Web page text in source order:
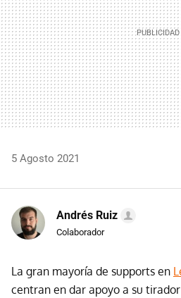
5 Agosto 2021
Andrés Ruiz
Colaborador
La gran mayoría de supports en
centran en dar apoyo a su